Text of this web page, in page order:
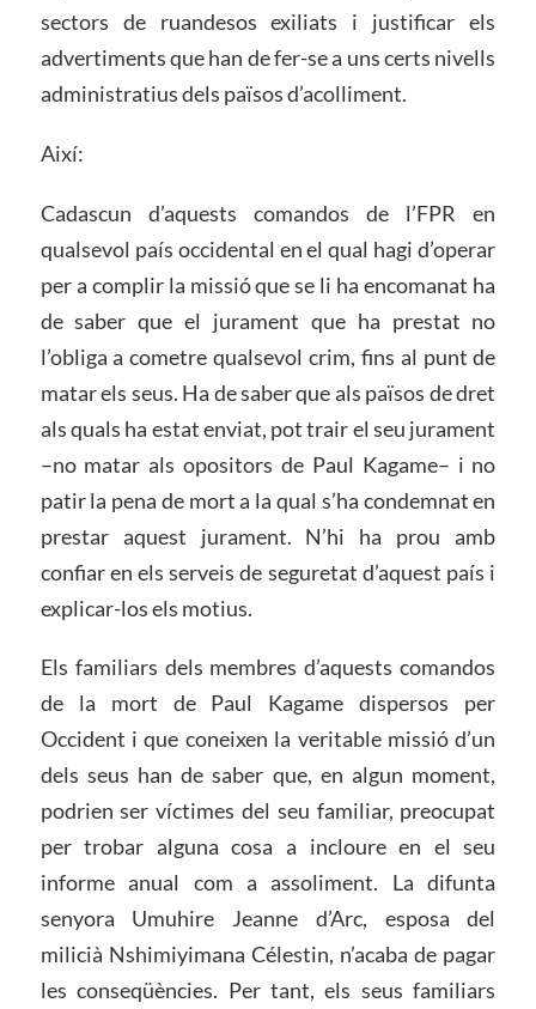
sectors de ruandesos exiliats i justificar els
advertiments que han de fer-se a uns certs nivells
administratius dels països d’acolliment.
Així:
Cadascun d’aquests comandos de l’FPR en
qualsevol país occidental en el qual hagi d’operar
per a complir la missió que se li ha encomanat ha
de saber que el jurament que ha prestat no
l’obliga a cometre qualsevol crim, fins al punt de
matar els seus. Ha de saber que als països de dret
als quals ha estat enviat, pot trair el seu jurament
–no matar als opositors de Paul Kagame– i no
patir la pena de mort a la qual s’ha condemnat en
prestar aquest jurament. N’hi ha prou amb
confiar en els serveis de seguretat d’aquest país i
explicar-los els motius.
Els familiars dels membres d’aquests comandos
de la mort de Paul Kagame dispersos per
Occident i que coneixen la veritable missió d’un
dels seus han de saber que, en algun moment,
podrien ser víctimes del seu familiar, preocupat
per trobar alguna cosa a incloure en el seu
informe anual com a assoliment. La difunta
senyora Umuhire Jeanne d’Arc, esposa del
milicià Nshimiyimana Célestin, n’acaba de pagar
les conseqüències. Per tant, els seus familiars